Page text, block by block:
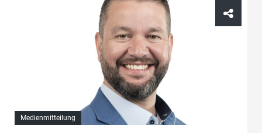
Medienmitteilung